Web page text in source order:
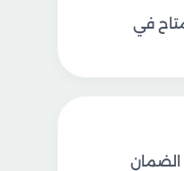
متاح في
الضمان